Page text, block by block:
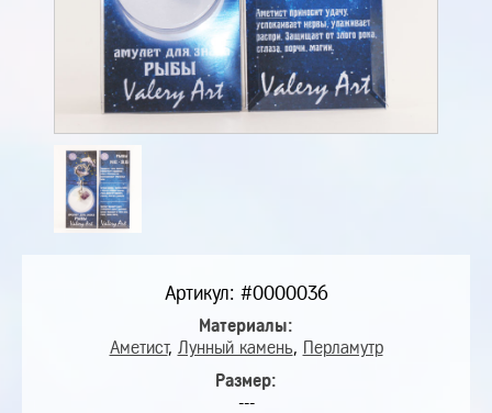
Артикул: #0000036
Материалы:
Аметист, Лунный камень, Перламутр
Размер:
---